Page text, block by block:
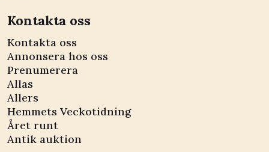
Kontakta oss
Kontakta oss
Annonsera hos oss
Prenumerera
Allas
Allers
Hemmets Veckotidning
Året runt
Antik auktion